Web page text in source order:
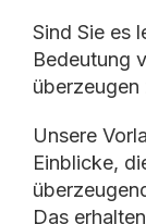
Sind Sie es
Bedeutung
überzeugen
Unsere
Einblicke,
Das